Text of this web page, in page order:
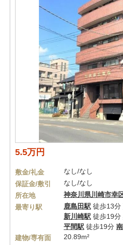
5.5万円
敷金/礼金
なし/なし
保証金/敷引
なし/なし
所在地
神奈川県川崎市幸
最寄り駅
鹿島田駅 徒歩13分
新川崎駅 徒歩19分
平間駅 徒歩19分
建物/専有面
20.89m²